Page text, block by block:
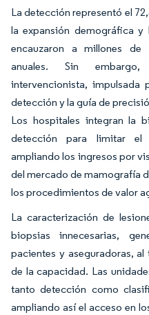
La detección representó el
la expansión demográfica y
encauzaron a millones de
anuales. Sin
intervencionista,
detección y la guía de
Los hospitales integran la
detección para limitar el
ampliando los ingresos por
del mercado de mamografía
los procedimientos de valor
La caracterización de
biopsias innecesarias,
pacientes y aseguradoras,
de la capacidad. Las
tanto detección como
ampliando así el acceso en